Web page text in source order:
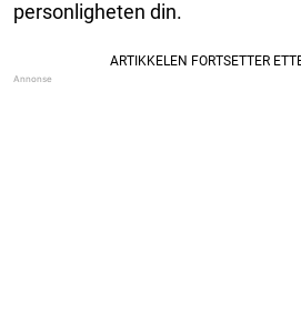
personligheten din.